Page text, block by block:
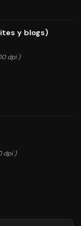
y blogs)
dpi )
dpi )